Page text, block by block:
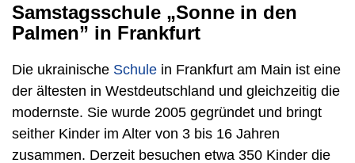
Samstagsschule „Sonne in den
Palmen” in Frankfurt
Die ukrainische Schule in Frankfurt am Main ist eine
der ältesten in Westdeutschland und gleichzeitig die
modernste. Sie wurde 2005 gegründet und bringt
seither Kinder im Alter von 3 bis 16 Jahren
zusammen. Derzeit besuchen etwa 350 Kinder die